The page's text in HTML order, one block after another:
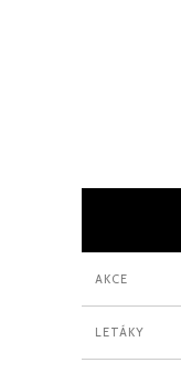
AKCE
LETÁKY